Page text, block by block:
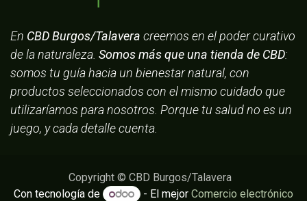
En CBD Burgos/Talavera creemos en el poder curativo
de la naturaleza. Somos más que una tienda de CBD:
somos tu guía hacia un bienestar natural, con
productos seleccionados con el mismo cuidado que
utilizaríamos para nosotros. Porque tu salud no es un
juego, y cada detalle cuenta.
Copyright © CBD Burgos/Talavera
Con tecnología de
- El mejor Comercio electrónico